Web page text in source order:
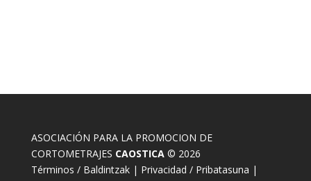
ASOCIACIÓN PARA LA PROMOCION DE
CORTOMETRAJES CAOSTICA© 2026
Términos / Baldintzak| Privacidad / Pribatasuna |